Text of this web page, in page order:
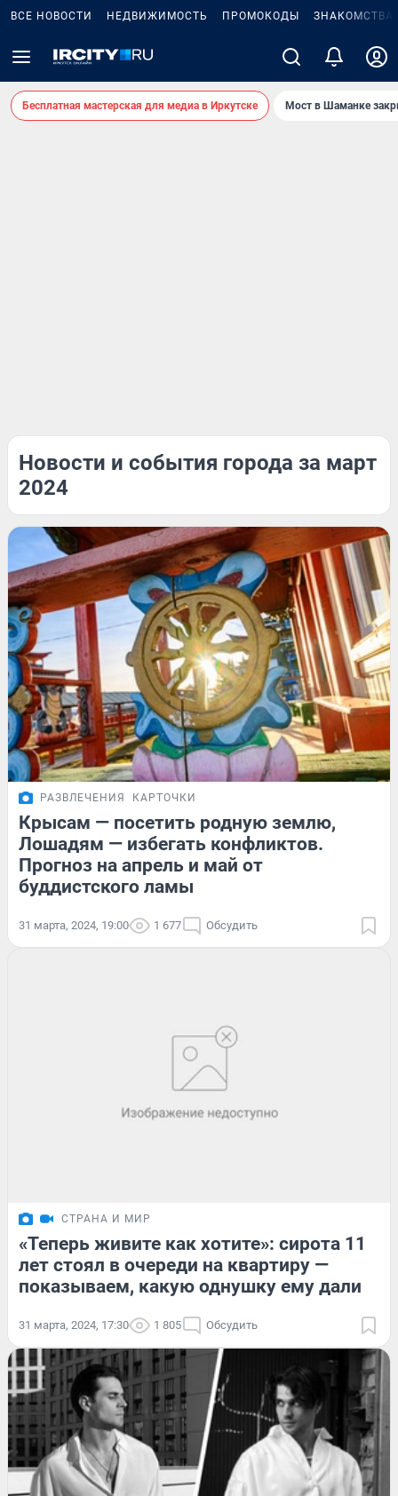
ВСЕ НОВОСТИ НЕДВИЖИМОСТЬ ПРОМОКОДЫ ЗНАКОМСТВА
Бесплатная мастерская для медиа в Иркутске Мост в Шаманке
Новости и события города за март
2024
РАЗВЛЕЧЕНИЯ КАРТОЧКИ
Крысам — посетить родную землю,
Лошадям — избегать конфликтов.
Прогноз на апрель и май от
буддистского ламы
31 марта, 2024, 19:00 1 677 Обсудить
СТРАНА И МИР
«Теперь живите как хотите»: сирота 11
лет стоял в очереди на квартиру —
показываем, какую однушку ему дали
31 марта, 2024, 17:30 1 805 Обсудить